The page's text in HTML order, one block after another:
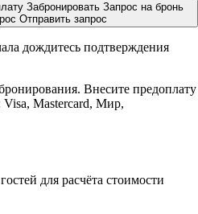
Забронировать Запрос на бронь
Отправить запрос
дождитесь подтверждения
Внесите предоплату
Mastercard, Мир,
для расчёта стоимости